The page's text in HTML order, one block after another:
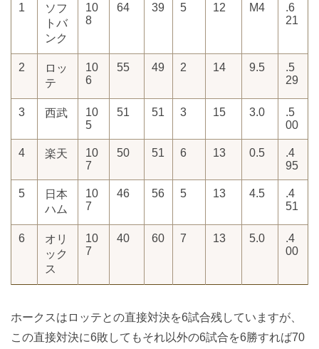
1
ソフ
トバ
ンク
10
8
64 39 5 12 M4
.6
21
2
ロッ
テ
10
6
55 49 2 14 9.5
.5
29
3 西武
10
5
51 51 3 15 3.0
.5
00
4 楽天
10
7
50 51 6 13 0.5
.4
95
5
日本
ハム
10
7
46 56 5 13 4.5
.4
51
6
オリ
ック
ス
10
7
40 60 7 13 5.0
.4
00
ホークスはロッテとの直接対決を6試合残していますが、
この直接対決に6敗してもそれ以外の6試合を6勝すれば70